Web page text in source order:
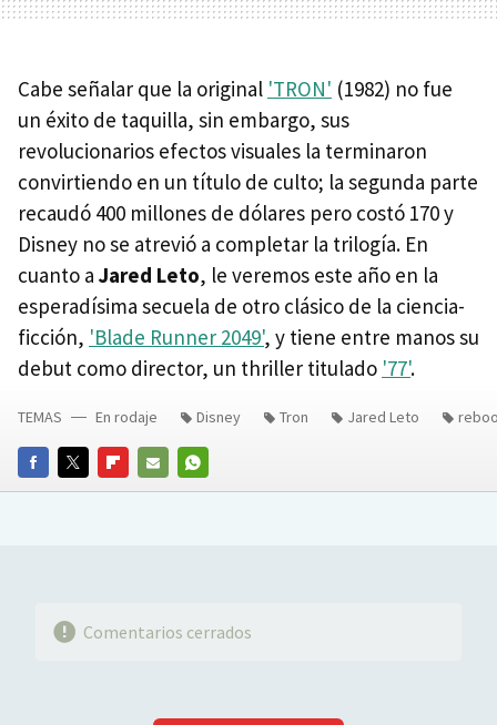
Cabe señalar que la original 'TRON' (1982) no fue
un éxito de taquilla, sin embargo, sus
revolucionarios efectos visuales la terminaron
convirtiendo en un título de culto; la segunda parte
recaudó 400 millones de dólares pero costó 170 y
Disney no se atrevió a completar la trilogía. En
cuanto a Jared Leto, le veremos este año en la
esperadísima secuela de otro clásico de la ciencia-
ficción, 'Blade Runner 2049', y tiene entre manos su
debut como director, un thriller titulado '77'.
FACEBOOKTWITTERFLIPBOARD
E-
WHATSAPP
TEMAS En rodaje Disney Tron Jared Leto
Comentarios cerrados